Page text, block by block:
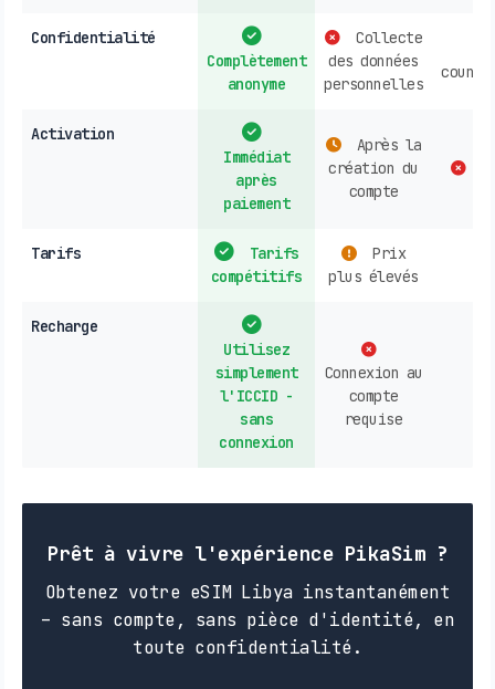
Confidentialité
Complètement
anonyme
Collecte
des données
personnelles
Activation
Immédiat
après
paiement
Après la
création du
compte
Tarifs
Tarifs
compétitifs
Prix
plus élevés
Recharge
Utilisez
simplement
l'ICCID -
sans
connexion
Connexion au
compte
requise
Prêt à vivre l'expérience PikaSim ?
Obtenez votre eSIM Libya instantanément
– sans compte, sans pièce d'identité, en
toute confidentialité.